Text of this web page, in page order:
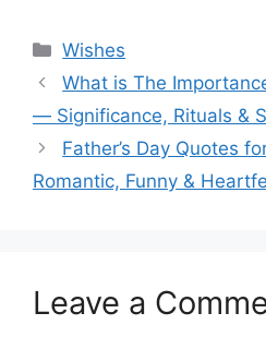
Categories
Wishes
What is The
— Significance, Rituals &
Father’s Day Quotes
Romantic, Funny &
Leave a